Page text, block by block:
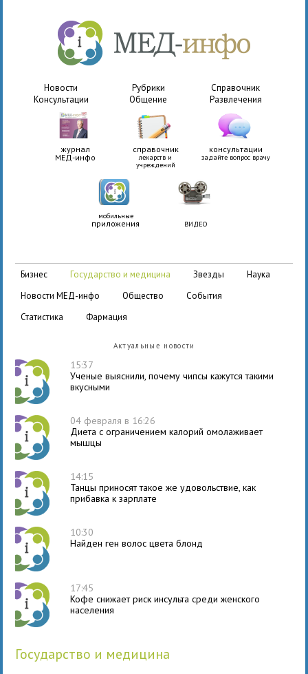
Новости Рубрики
Справочник
Консультации
Общение Развлечения
журнал
МЕД-инфо
справочник
лекарств и
учреждений
консультации
задайте вопрос врачу
мобильные
приложения ВИДЕО
бизнес государство и медицина звезды
наука
новости МЕД-инфо
общество
события
статистика
фармация
Актуальные новости
15:37
Ученые выяснили, почему чипсы кажутся такими
вкусными
04 февраля в 16:26
Диета с ограничением калорий омолаживает
мышцы
14:15
Танцы приносят такое же удовольствие, как
прибавка к зарплате
10:30
Найден ген волос цвета блонд
17:45
Кофе снижает риск инсульта среди женского
населения
государство и медицина